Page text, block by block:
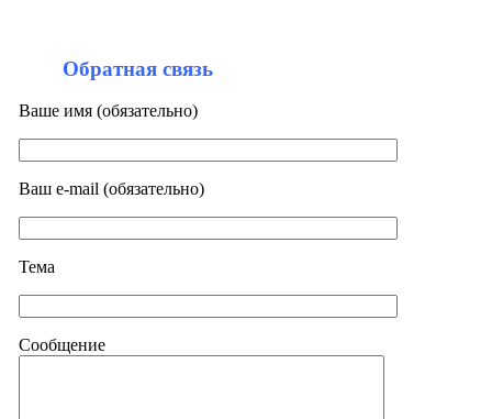
Обратная связь
Ваше имя (обязательно)
Ваш e-mail (обязательно)
Тема
Сообщение